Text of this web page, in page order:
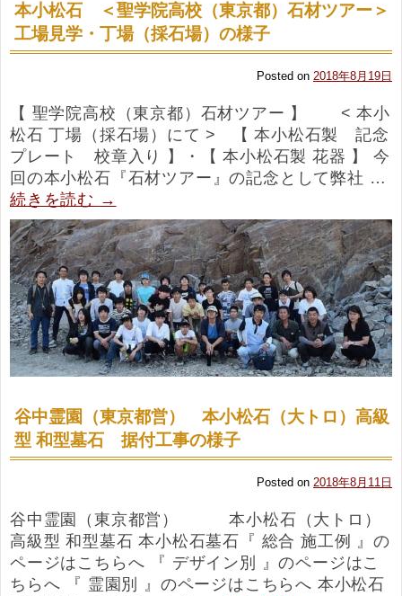
本小松石 ＜聖学院高校（東京都）石材ツアー＞
工場見学・丁場（採石場）の様子
Posted on 2018年8月19日
【 聖学院高校（東京都）石材ツアー 】 < 本小
松石 丁場（採石場）にて > 【 本小松石製 記念
プレート 校章入り 】・【 本小松石製 花器 】 今
回の本小松石『石材ツアー』の記念として弊社 …
続きを読む →
谷中霊園（東京都営） 本小松石（大トロ）高級
型 和型墓石 据付工事の様子
Posted on 2018年8月11日
谷中霊園（東京都営） 本小松石（大トロ）
高級型 和型墓石 本小松石墓石『 総合 施工例 』の
ページはこちらへ 『 デザイン別 』のページはこ
ちらへ 『 霊園別 』のページはこちらへ 本小松石